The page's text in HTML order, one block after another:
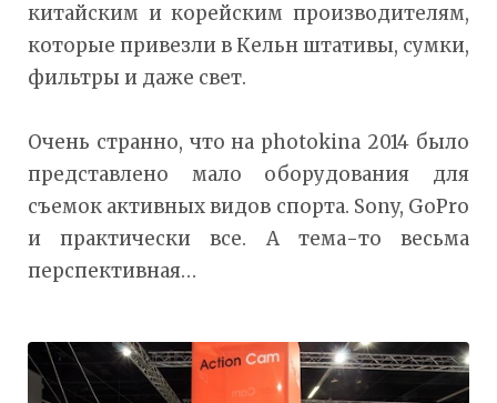
китайским и корейским производителям,
которые привезли в Кельн штативы, сумки,
фильтры и даже свет.
Очень странно, что на photokina 2014 было
представлено мало оборудования для
съемок активных видов спорта. Sony, GoPro
и практически все. А тема-то весьма
перспективная…